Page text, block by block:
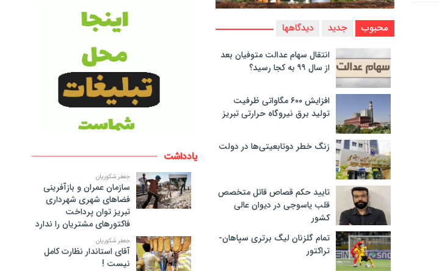
محبوب جدید دیدگاهها
انتقال سهام عدالت متوفیان بعد
از سال ۹۹ به کجا رسید؟
افزایش ۶۰۰ مگاواتی ظرفیت
تولید برق نیروگاه حرارتی تبریز
زنگ خطر دوتابعیتی‌ها در دولت
تایید حکم قصاص قاتل متخصص
قلب یاسوجی در دیوان عالی
کشور
تمام گلزنان لیگ‌ برتری سپاهان-
تراکتور
یادداشت
جعفر شکوریان
سازمان عمران و بازآفرینی
فضاهای شهری شهرداری
تبریز توان پرداخت
فاکتورهای مشتریان را ندارد
جعفر شکوریان
آقای استاندار نظارت کامل
نیست !